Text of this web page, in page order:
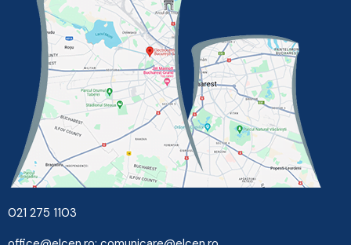
021 275 1103